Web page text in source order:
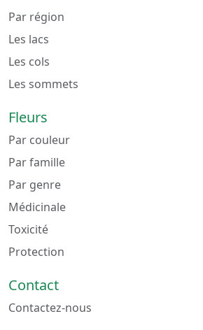
Par région
Les lacs
Les cols
Les sommets
Fleurs
Par couleur
Par famille
Par genre
Médicinale
Toxicité
Protection
Contact
Contactez-nous